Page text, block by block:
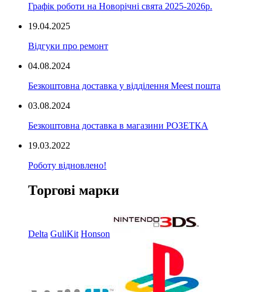
Графік роботи на Новорічні свята 2025-2026р.
19.04.2025
Відгуки про ремонт
04.08.2024
Безкоштовна доставка у відділення Meest пошта
03.08.2024
Безкоштовна доставка в магазини РОЗЕТКА
19.03.2022
Роботу відновлено!
Торгові марки
Delta GuliKit Honson